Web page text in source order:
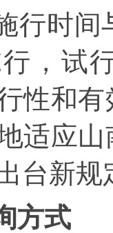
行时
，试
性和
适应
台新规
方式